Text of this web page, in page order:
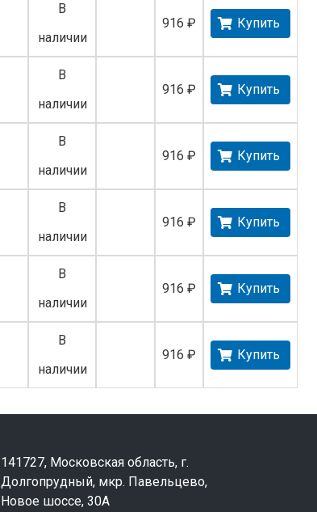
В
наличии
916 ₽ Купить
В
наличии
916 ₽ Купить
В
наличии
916 ₽ Купить
В
наличии
916 ₽ Купить
В
наличии
916 ₽ Купить
В
наличии
916 ₽ Купить
141727, Московская область, г.
Долгопрудный, мкр. Павельцево,
Новое шоссе, 30А